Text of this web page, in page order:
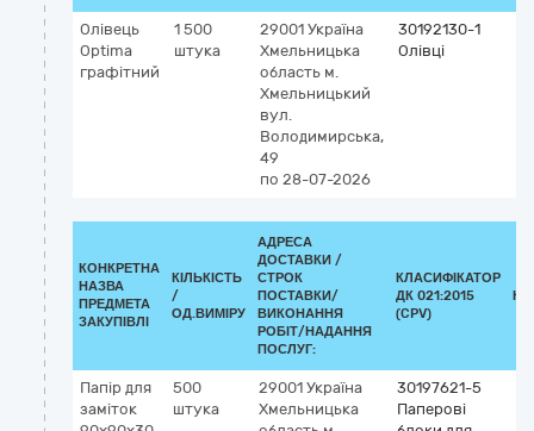
Олівець
Optima
графітний
1 500
штука
29001 Україна
Хмельницька
область м.
Хмельницький
вул.
Володимирська,
49
по 28-07-2026
30192130-1
Олівці
КОНКРЕТНА
НАЗВА
ПРЕДМЕТА
ЗАКУПІВЛІ
КІЛЬКІСТЬ
/
ОД.ВИМІРУ
АДРЕСА
ДОСТАВКИ /
СТРОК
ПОСТАВКИ/
ВИКОНАННЯ
РОБІТ/НАДАННЯ
ПОСЛУГ:
КЛАСИФІКАТОР
ДК 021:2015
(CPV)
Папір для
заміток
500
штука
29001 Україна
Хмельницька
30197621-5
Паперові